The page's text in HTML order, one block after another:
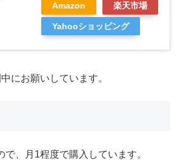
Amazon 楽天市場
Yahooショッピング
にお願いしています。
で、月1程度で購入しています。